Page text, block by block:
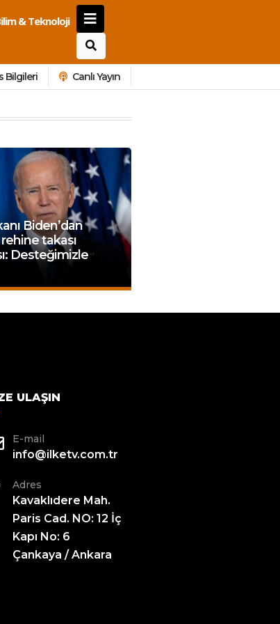
& Teknoloji
Bilgileri Canlı Yayın
Biden’dan
takası
Desteğimizle
ULAŞIN
E-mail
info@ilketv.com.tr
Adres
Kavaklıdere Mah.
Paris Cad. NO: 12 İç
Kapı No: 6
Çankaya / Ankara